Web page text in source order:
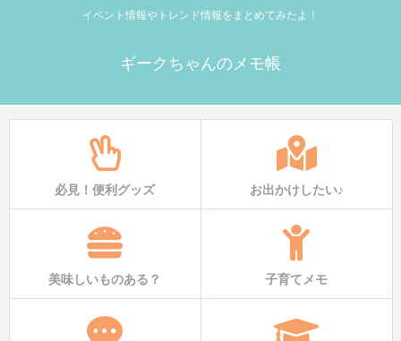
イベント情報やトレンド情報をまとめてみたよ！
ギークちゃんのメモ帳
必見！便利グッズ お出かけしたい♪
美味しいものある？ 子育てメモ